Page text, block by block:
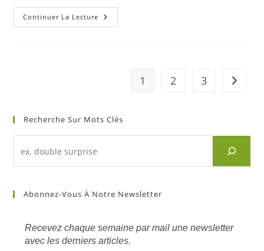
Continuer La Lecture Actus
Partenaires
1 2 3 Aller à
Recherche Sur Mots Clés
d'un
mots
Abonnez-Vous À Notre Newsletter
Recevez chaque semaine par mail une newsletter
avec les derniers articles.